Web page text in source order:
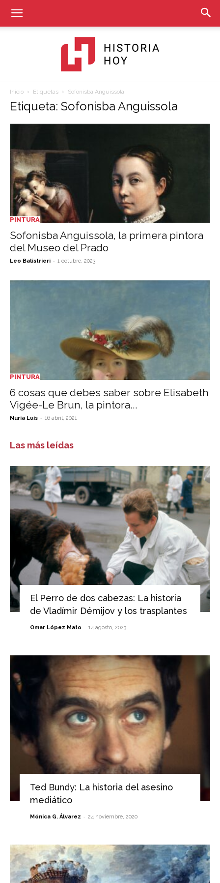
Historia
Inicio Etiquetas Sofonisba Anguissola
Etiqueta: Sofonisba Anguissola
PINTURA
Sofonisba Anguissola, la primera pintora
del Museo del Prado
Leo Balistrieri - 1 octubre, 2023
PINTURA
6 cosas que debes saber sobre Elisabeth
Vigée-Le Brun, la pintora...
Nuria Luis - 16 abril, 2021
Las más leídas
El Perro de dos cabezas: La historia
de Vladímir Démijov y los trasplantes
Omar López Mato - 14 agosto, 2023
Ted Bundy: La historia del asesino
mediático
Mónica G. Álvarez - 24 noviembre, 2020